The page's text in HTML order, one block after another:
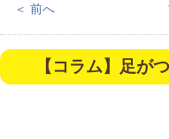
＜ 前へ
【コラム】足が